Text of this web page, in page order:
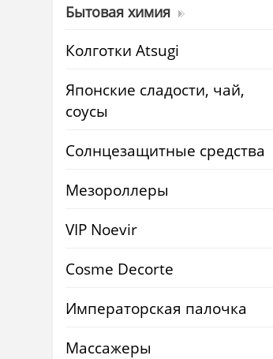
Бытовая химия
Колготки Atsugi
Японские сладости, чай,
соусы
Солнцезащитные средства
Мезороллеры
VIP Noevir
Cosme Decorte
Императорская палочка
Массажеры